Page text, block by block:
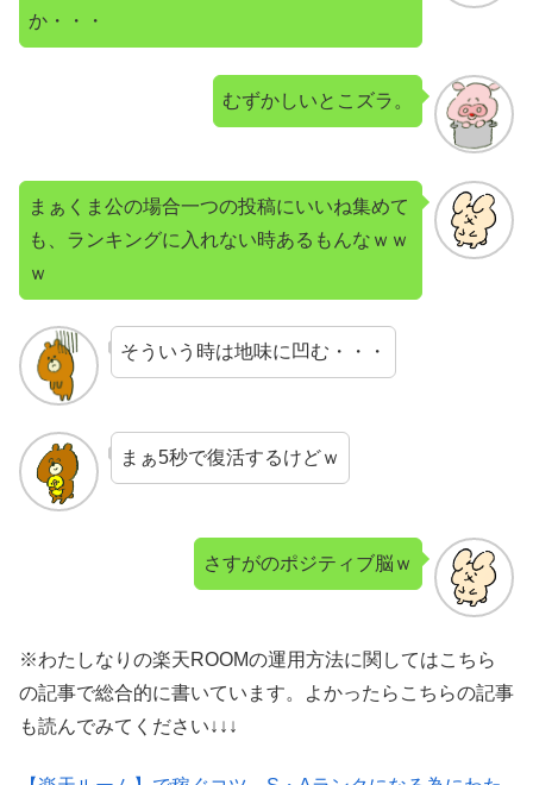
か・・・
むずかしいとこズラ。
まぁくま公の場合一つの投稿にいいね集めて
も、ランキングに入れない時あるもんなｗｗ
ｗ
そういう時は地味に凹む・・・
まぁ5秒で復活するけどｗ
さすがのポジティブ脳ｗ
※わたしなりの楽天ROOMの運用方法に関してはこちら
の記事で総合的に書いています。よかったらこちらの記事
も読んでみてください↓↓↓